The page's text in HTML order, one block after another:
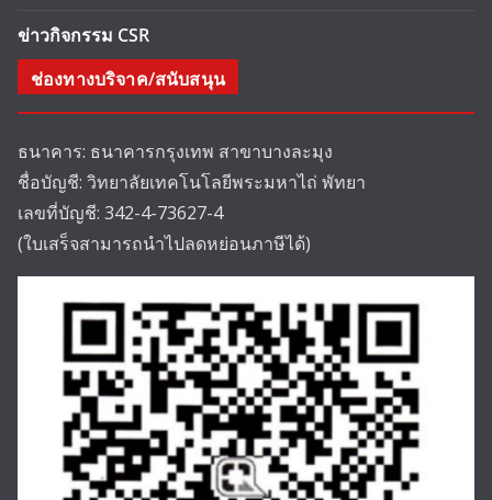
ข่าวกิจกรรม CSR
ช่องทางบริจาค/สนับสนุน
ธนาคาร: ธนาคารกรุงเทพ สาขาบางละมุง
ชื่อบัญชี: วิทยาลัยเทคโนโลยีพระมหาไถ่ พัทยา
เลขที่บัญชี: 342-4-73627-4
(ใบเสร็จสามารถนำไปลดหย่อนภาษีได้)